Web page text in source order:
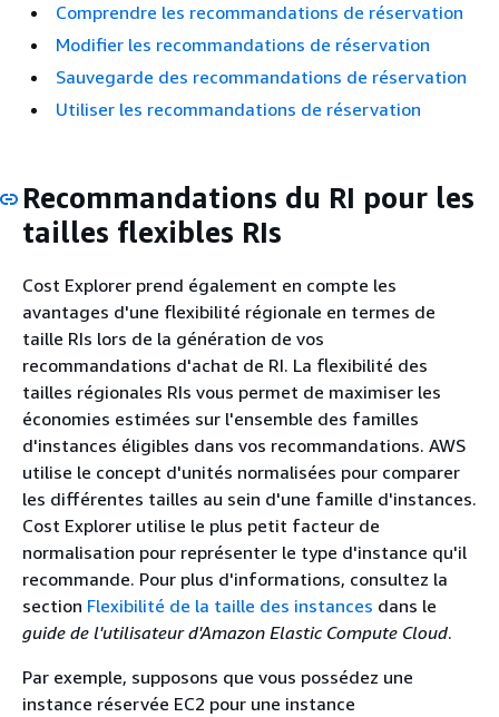
Comprendre les recommandations de réservation
Modifier les recommandations de réservation
Sauvegarde des recommandations de réservation
Utiliser les recommandations de réservation
Recommandations du RI pour les
tailles flexibles RIs
Cost Explorer prend également en compte les
avantages d'une flexibilité régionale en termes de
taille RIs lors de la génération de vos
recommandations d'achat de RI. La flexibilité des
tailles régionales RIs vous permet de maximiser les
économies estimées sur l'ensemble des familles
d'instances éligibles dans vos recommandations. AWS
utilise le concept d'unités normalisées pour comparer
les différentes tailles au sein d'une famille d'instances.
Cost Explorer utilise le plus petit facteur de
normalisation pour représenter le type d'instance qu'il
recommande. Pour plus d'informations, consultez la
section Flexibilité de la taille des instances dans le
guide de l'utilisateur d'Amazon Elastic Compute Cloud.
Par exemple, supposons que vous possédez une
instance réservée EC2 pour une instance